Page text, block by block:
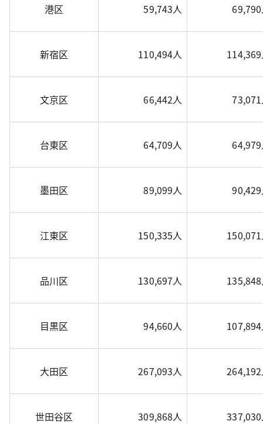
港区 59,743人
新宿区 110,494人
文京区 66,442人
台東区 64,709人
墨田区 89,099人
江東区 150,335人
品川区 130,697人
目黒区 94,660人
大田区 267,093人
世田谷区 309,868人